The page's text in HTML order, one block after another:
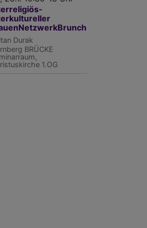
Durak
BRÜCKE
1.OG